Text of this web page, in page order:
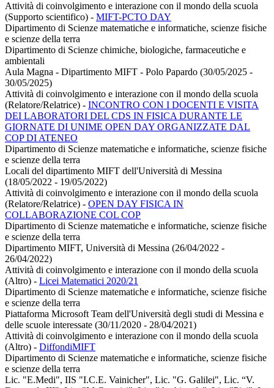
Attività di coinvolgimento e interazione con il mondo della scuola
(Supporto scientifico) - MIFT-PCTO DAY
Dipartimento di Scienze matematiche e informatiche, scienze fisiche
e scienze della terra
Dipartimento di Scienze chimiche, biologiche, farmaceutiche e
ambientali
Aula Magna - Dipartimento MIFT - Polo Papardo (30/05/2025 -
30/05/2025)
Attività di coinvolgimento e interazione con il mondo della scuola
(Relatore/Relatrice) - INCONTRO CON I DOCENTI E VISITA
DEI LABORATORI DEL CDS IN FISICA DURANTE LE
GIORNATE DI UNIME OPEN DAY ORGANIZZATE DAL
COP DI ATENEO
Dipartimento di Scienze matematiche e informatiche, scienze fisiche
e scienze della terra
Locali del dipartimento MIFT dell'Università di Messina
(18/05/2022 - 19/05/2022)
Attività di coinvolgimento e interazione con il mondo della scuola
(Relatore/Relatrice) - OPEN DAY FISICA IN
COLLABORAZIONE COL COP
Dipartimento di Scienze matematiche e informatiche, scienze fisiche
e scienze della terra
Dipartimento MIFT, Università di Messina (26/04/2022 -
26/04/2022)
Attività di coinvolgimento e interazione con il mondo della scuola
(Altro) - Licei Matematici 2020/21
Dipartimento di Scienze matematiche e informatiche, scienze fisiche
e scienze della terra
Piattaforma Microsoft Team dell'Università degli studi di Messina e
delle scuole interessate (30/11/2020 - 28/04/2021)
Attività di coinvolgimento e interazione con il mondo della scuola
(Altro) - DiffondiMIFT
Dipartimento di Scienze matematiche e informatiche, scienze fisiche
e scienze della terra
Lic. "E.Medi", IIS "I.C.E. Vainicher", Lic. "G. Galilei", Lic. “V.